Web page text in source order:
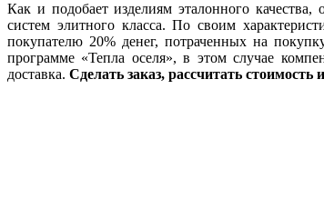
Как и подобает изделиям эталонного
систем элитного класса. По своим
покупателю 20% денег, потраченных на
программе «Тепла оселя», в этом случае
доставка. Сделать заказ, рассчитать